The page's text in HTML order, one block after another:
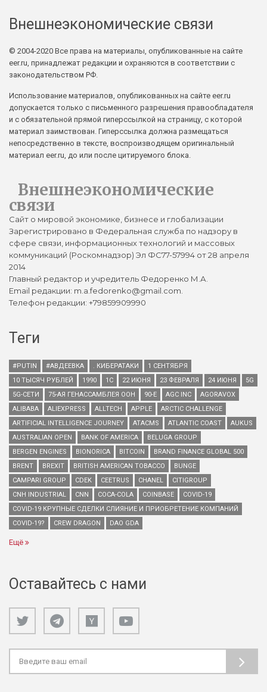
Внешнеэкономические связи
© 2004-2020 Все права на материалы, опубликованные на сайте
eer.ru, принадлежат редакции и охраняются в соответствии с
законодательством РФ.
Использование материалов, опубликованных на сайте eer.ru
допускается только с письменного разрешения правообладателя
и с обязательной прямой гиперссылкой на страницу, с которой
материал заимствован. Гиперссылка должна размещаться
непосредственно в тексте, воспроизводящем оригинальный
материал eer.ru, до или после цитируемого блока.
Внешнеэкономические
связи
Сайт о мировой экономике, бизнесе и глобализации
Зарегистрировано в Федеральная служба по надзору в
сфере связи, информационных технологий и массовых
коммуникаций (Роскомнадзор) Эл ФС77-57994 от 28 апреля
2014
Главный редактор и учредитель Федоренко М.А.
Email редакции: m.a.fedorenko@gmail.com.
Телефон редакции: +79859909990
Теги
#PUTIN #АВДЕЕВКА . КИБЕРАТАКИ
1 СЕНТЯБРЯ
10 ТЫСЯЧ РУБЛЕЙ
1990 1С 22 ИЮНЯ 23 ФЕВРАЛЯ 24 ИЮНЯ
5G
5G-СЕТИ
75-АЯ ГЕНАССАМБЛЕЯ ООН 90-Е AGC INC
AGORAVOX
ALIBABA
ALIEXPRESS ALLTECH APPLE
ARCTIC CHALLENGE
ARTIFICIAL INTELLIGENCE JOURNEY
ATACMS ATLANTIC COAST
AUKUS
AUSTRALIAN OPEN
BANK OF AMERICA
BELUGA GROUP
BERGEN ENGINES
BIONORICA BITCOIN
BRAND FINANCE GLOBAL 500
BRENT
BREXIT BRITISH AMERICAN TOBACCO
BUNGE
CAMPARI GROUP
CDEK CEETRUS CHANEL
CITIGROUP
CNH INDUSTRIAL
CNN COCA-COLA COINBASE
COVID-19
COVID-19 КРУПНЫЕ СДЕЛКИ СЛИЯНИЕ И ПРИОБРЕТЕНИЕ КОМПАНИЙ
COVID-19?
CREW DRAGON DAO GDA
Ещё
Оставайтесь с нами